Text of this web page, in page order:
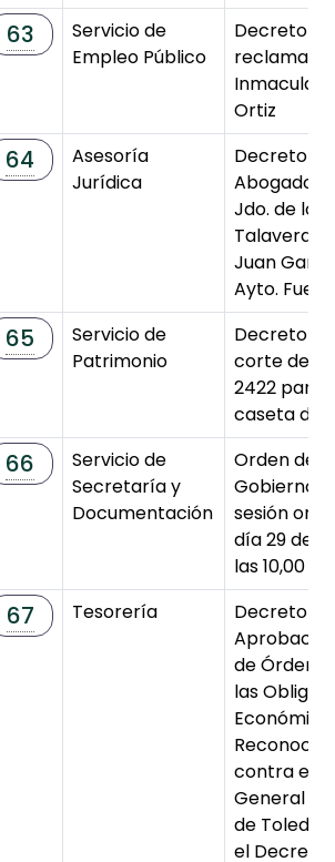
63
Servicio de
Empleo Público
Decreto
Ortiz
64
Asesoría
Jurídica
Decreto
Abogado
Jdo. de lo
Talavera
Juan
Ayto.
65
Servicio de
Patrimonio
Decreto
corte de
2422 para
caseta de
66
Servicio de
Secretaría y
Documentación
Orden del
Gobierno
sesión
día 29 de
las 10,00
67 Tesorería
Decreto
de
las
contra el
General
de Toledo,
el Decreto